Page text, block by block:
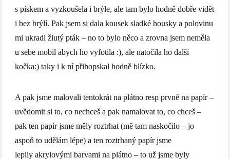
s pískem a vyzkoušela i brýle, ale tam bylo hodně dobře vidět
i bez brýlí. Pak jsem si dala kousek sladké housky a polovinu
mi ukradl žlutý pták – no to bylo něco a zrovna jsem neměla
u sebe mobil abych ho vyfotila :), ale natočila ho další
kočka:) taky i k ní přihopskal hodně blízko.
A pak jsme malovali tentokrát na plátno resp prvně na papír –
uvědomit si to, co nechceš a pak namalovat to, co chceš –
pak ten papír jsme měly roztrhat (mě tam naskočilo – jo
aspoň to udělám lépe) a ten roztrhaný papír jsme
lepily akrylovými barvami na plátno – to už jsme byly